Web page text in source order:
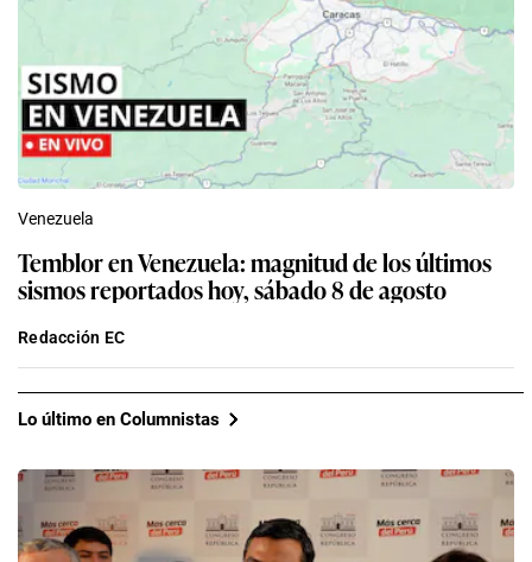
Venezuela
Temblor en Venezuela: magnitud de los últimos
sismos reportados hoy, sábado 8 de agosto
Redacción EC
Lo último en Columnistas